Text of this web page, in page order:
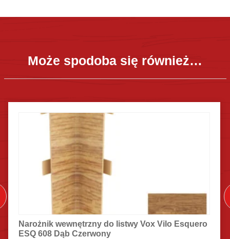
Może spodoba się również…
Narożnik wewnętrzny do listwy Vox Vilo Esquero
ESQ 608 Dąb Czerwony